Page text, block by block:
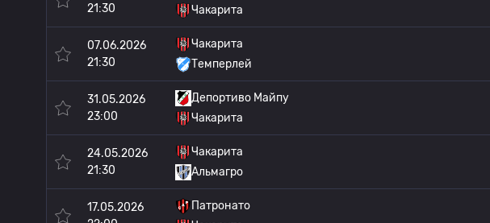
21:30
Чакарита
07.06.2026
21:30
Чакарита
Темперлей
31.05.2026
23:00
Депортиво Майпу
Чакарита
24.05.2026
21:30
Чакарита
Альмагро
17.05.2026
Патронато